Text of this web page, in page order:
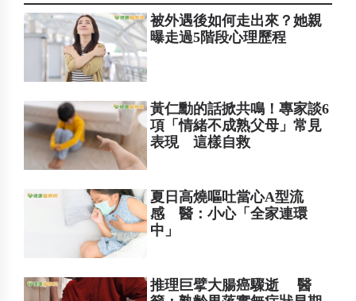
被外遇後如何走出來？她親
曝走過5階段心理歷程
黃仁勳的話掀共鳴！專家談6
項「情緒不成熟父母」常見
表現 這樣自救
夏日高燒嘔吐當心A型流
感 醫：小心「全家連環
中」
推理巨擘大腸癌驟逝 醫